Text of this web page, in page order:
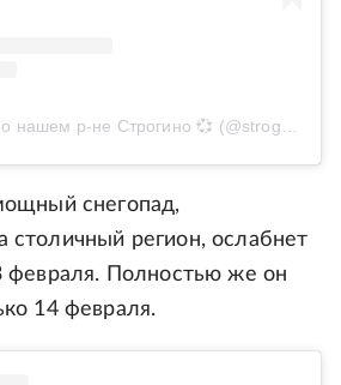
Публикация от Всё о нашем р-не Строгино 💞 (@strogino_life)
снегопад,
регион, ослабнет
февраля. Полностью же он
14 февраля.